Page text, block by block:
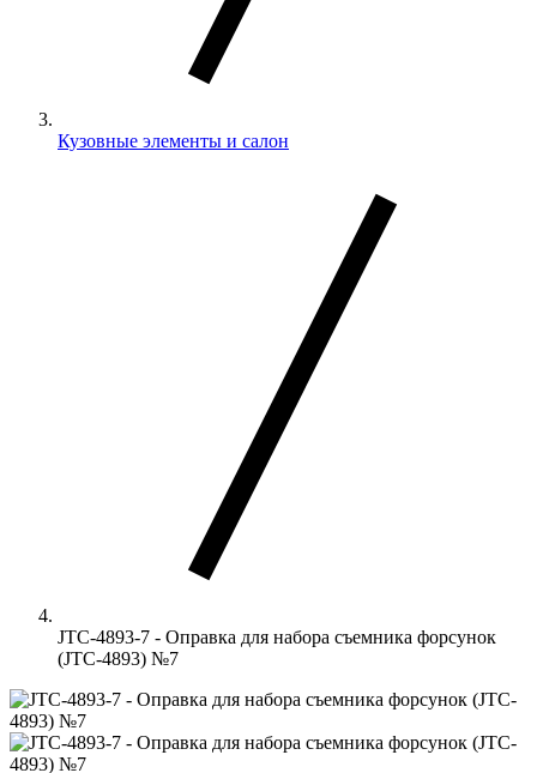
Кузовные элементы и салон
JTC-4893-7 - Оправка для набора съемника форсунок
(JTC-4893) №7